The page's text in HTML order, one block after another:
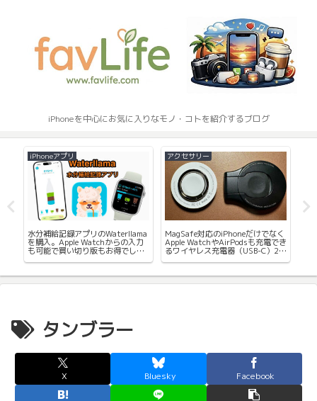
iPhoneを中心にお気に入りなモノ・コトを紹介するブログ
iPhoneアプリ
水分補給記録アプリのWaterllama
を購入。Apple Watchからの入力
も可能で買い切り版もお得でし
アクセサリー
MagSafe対応のiPhoneだけでなく
Apple WatchやAirPodsも充電でき
るワイヤレス充電器（USB-C）2種
タンブラー
X Bluesky Facebook